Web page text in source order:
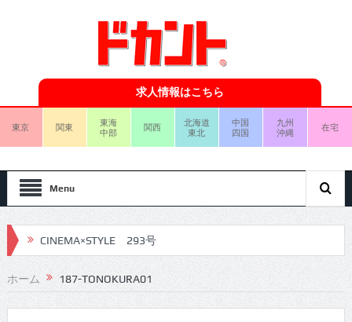
求人情報はこちら
東京 関東
東海
中部
関西
北海道
東北
中国
四国
九州
沖縄
在宅
Menu
CINEMA×STYLE 293号
CINEMA×STYLE 292号
CINEMA×STYLE 291号
ホーム 187-TONOKURA01